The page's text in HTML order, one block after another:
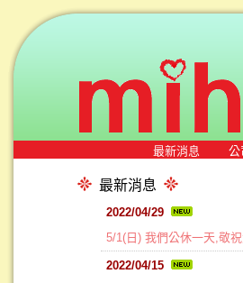
最新消息 公
最新消息
2022/04/29
5/1(日) 我們公休一天,敬
2022/04/15